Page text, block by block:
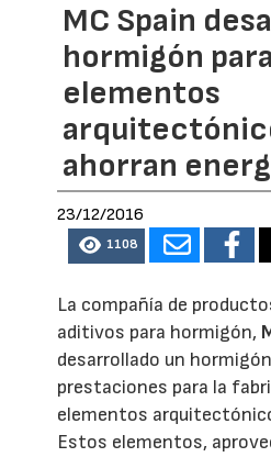
MC Spain
hormigón para
elementos
ahorran
23/12/2016
1108
La compañía de
aditivos para hormigón,
desarrollado un
prestaciones para la
elementos
Estos elementos,